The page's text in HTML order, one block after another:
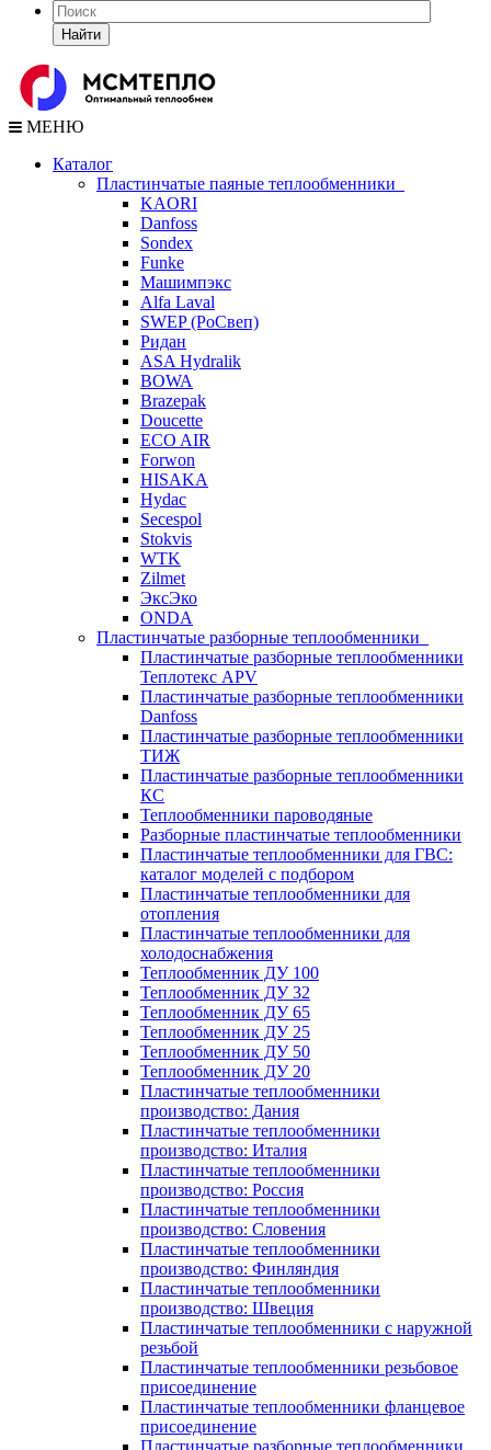
Найти
МЕНЮ
Каталог
Пластинчатые паяные теплообменники
KAORI
Danfoss
Sondex
Funke
Машимпэкс
Alfa Laval
SWEP (РоСвеп)
Ридан
ASA Hydralik
BOWA
Brazepak
Doucette
ECO AIR
Forwon
HISAKA
Hydac
Secespol
Stokvis
WTK
Zilmet
ЭксЭко
ONDA
Пластинчатые разборные теплообменники
Пластинчатые разборные теплообменники
Теплотекс APV
Пластинчатые разборные теплообменники
Danfoss
Пластинчатые разборные теплообменники
ТИЖ
Пластинчатые разборные теплообменники
КC
Теплообменники пароводяные
Разборные пластинчатые теплообменники
Пластинчатые теплообменники для ГВС:
каталог моделей с подбором
Пластинчатые теплообменники для
отопления
Пластинчатые теплообменники для
холодоснабжения
Теплообменник ДУ 100
Теплообменник ДУ 32
Теплообменник ДУ 65
Теплообменник ДУ 25
Теплообменник ДУ 50
Теплообменник ДУ 20
Пластинчатые теплообменники
производство: Дания
Пластинчатые теплообменники
производство: Италия
Пластинчатые теплообменники
производство: Россия
Пластинчатые теплообменники
производство: Словения
Пластинчатые теплообменники
производство: Финляндия
Пластинчатые теплообменники
производство: Швеция
Пластинчатые теплообменники с наружной
резьбой
Пластинчатые теплообменники резьбовое
присоединение
Пластинчатые теплообменники фланцевое
присоединение
Пластинчатые разборные теплообменники